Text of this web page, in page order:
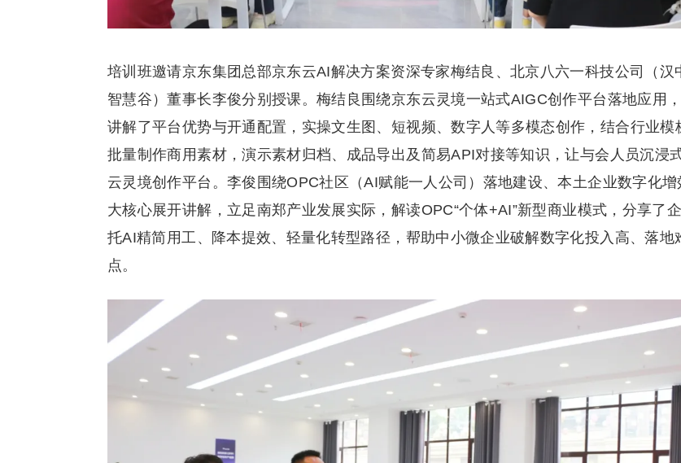
培训班邀请京东集团总部京东云AI解决方案资深专家梅结良、北京八六一科技公司（汉
智慧谷）董事长李俊分别授课。梅结良围绕京东云灵境一站式AIGC创作平台落地应用
讲解了平台优势与开通配置，实操文生图、短视频、数字人等多模态创作，结合行业模
批量制作商用素材，演示素材归档、成品导出及简易API对接等知识，让与会人员沉浸
云灵境创作平台。李俊围绕OPC社区（AI赋能一人公司）落地建设、本土企业数字化增
大核心展开讲解，立足南郑产业发展实际，解读OPC“个体+AI”新型商业模式，分享了
托AI精简用工、降本提效、轻量化转型路径，帮助中小微企业破解数字化投入高、落地
点。